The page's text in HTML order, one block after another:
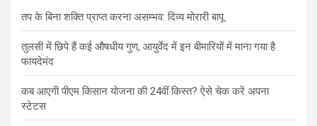
तप के बिना शक्ति प्राप्त करना असम्भव: दिव्य मोरारी बापू
तुलसी में छिपे हैं कई औषधीय गुण, आयुर्वेद में इन बीमारियों में माना गया है
फायदेमंद
कब आएगी पीएम किसान योजना की 24वीं किस्त? ऐसे चेक करें अपना
स्टेटस